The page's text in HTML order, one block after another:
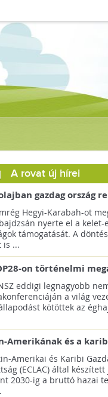
A rovat új hírei
gazdag ország
a COP29 klímacsúcsot
Hegyi-Karabah-ot
nyerte el a kelet-
támogatását. A
is ...
on történelmi
- Összefoglaló az
eddigi legnagyobb
a világ
kötöttek az
Amerikának és a
növelniük kell
célok
Amerikai és Karibi
(ECLAC) által
2030-ig a bruttó hazai